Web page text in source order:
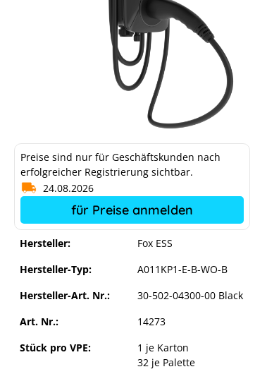
Hersteller:
Fox ESS
Hersteller-Typ:
A011KP1-E-B-WO-B
Hersteller-Art. Nr.:
30-502-04300-00 Black
Art. Nr.:
14273
Stück pro VPE:
1 je Karton
32 je Palette
Preise sind nur für Geschäftskunden nach
erfolgreicher Registrierung sichtbar.
24.08.2026
für Preise anmelden